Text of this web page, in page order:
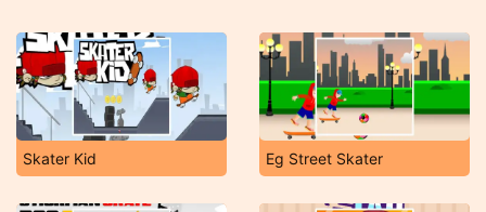
Skater Kid Eg Street Skater